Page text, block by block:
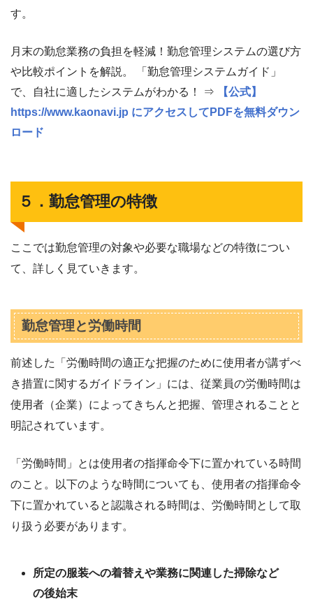
す。
月末の勤怠業務の負担を軽減！勤怠管理システムの選び方
や比較ポイントを解説。 「勤怠管理システムガイド」
で、自社に適したシステムがわかる！ ⇒
【公式】
https://www.kaonavi.jp にアクセスしてPDFを無料ダウン
ロード
５．勤怠管理の特徴
ここでは勤怠管理の対象や必要な職場などの特徴につい
て、詳しく見ていきます。
勤怠管理と労働時間
前述した「労働時間の適正な把握のために使用者が講ずべ
き措置に関するガイドライン」には、従業員の労働時間は
使用者（企業）によってきちんと把握、管理されることと
明記されています。
「労働時間」とは使用者の指揮命令下に置かれている時間
のこと。以下のような時間についても、使用者の指揮命令
下に置かれていると認識される時間は、労働時間として取
り扱う必要があります。
所定の服装への着替えや業務に関連した掃除など
の後始末